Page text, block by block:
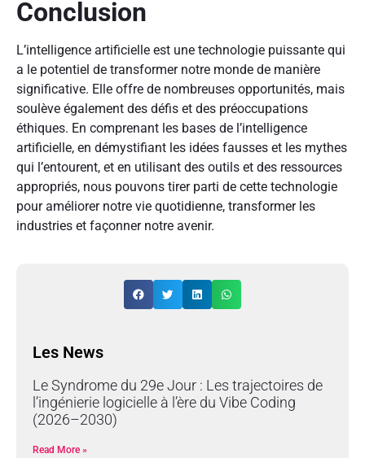
Conclusion
L’intelligence artificielle est une technologie puissante qui
a le potentiel de transformer notre monde de manière
significative. Elle offre de nombreuses opportunités, mais
soulève également des défis et des préoccupations
éthiques. En comprenant les bases de l’intelligence
artificielle, en démystifiant les idées fausses et les mythes
qui l’entourent, et en utilisant des outils et des ressources
appropriés, nous pouvons tirer parti de cette technologie
pour améliorer notre vie quotidienne, transformer les
industries et façonner notre avenir.
Les News
Le Syndrome du 29e Jour : Les trajectoires de
l’ingénierie logicielle à l’ère du Vibe Coding
(2026–2030)
Read More »